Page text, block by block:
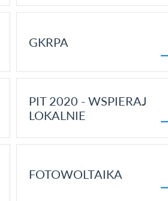
GKRPA
PIT 2020 - WSPIERAJ
LOKALNIE
FOTOWOLTAIKA